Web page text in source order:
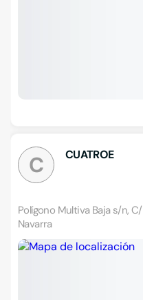
C CUATROE
Polígono Multiva Baja s/n,
Navarra